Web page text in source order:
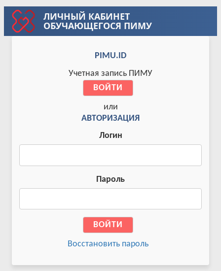
ЛИЧНЫЙ КАБИНЕТ
ОБУЧАЮЩЕГОСЯ ПИМУ
PIMU.ID
Учетная запись ПИМУ
ВОЙТИ
или
АВТОРИЗАЦИЯ
Логин
Пароль
Восстановить пароль